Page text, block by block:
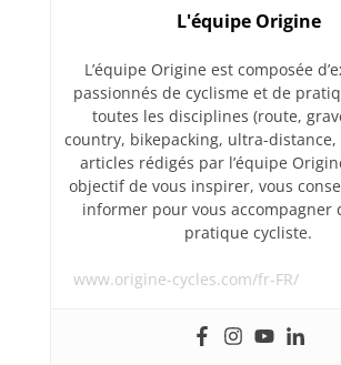
L'équipe Origine
L’équipe Origine est composée
passionnés de cyclisme et de
toutes les disciplines (route,
country, bikepacking, ultra-distance,
articles rédigés par l’équipe
objectif de vous inspirer, vous
informer pour vous accompagner
pratique cycliste.
www.origine-cycles.com/fr-FR/